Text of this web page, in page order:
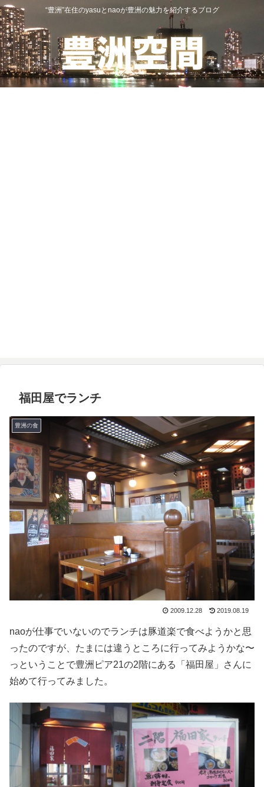
“豊洲”在住のyasuとnaoが豊洲の魅力を紹介するブログ
福田屋でランチ
豊洲の食
2009.12.28 2019.08.19
naoが仕事でいないのでランチは豚道楽で食べようかと思
ったのですが、たまには違うところに行ってみようかな〜
っということで豊洲ピア21の2階にある「福田屋」さんに
始めて行ってみました。